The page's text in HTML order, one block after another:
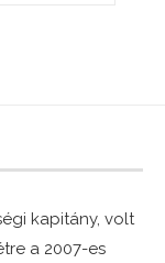
kapitány, volt
a 2007-es